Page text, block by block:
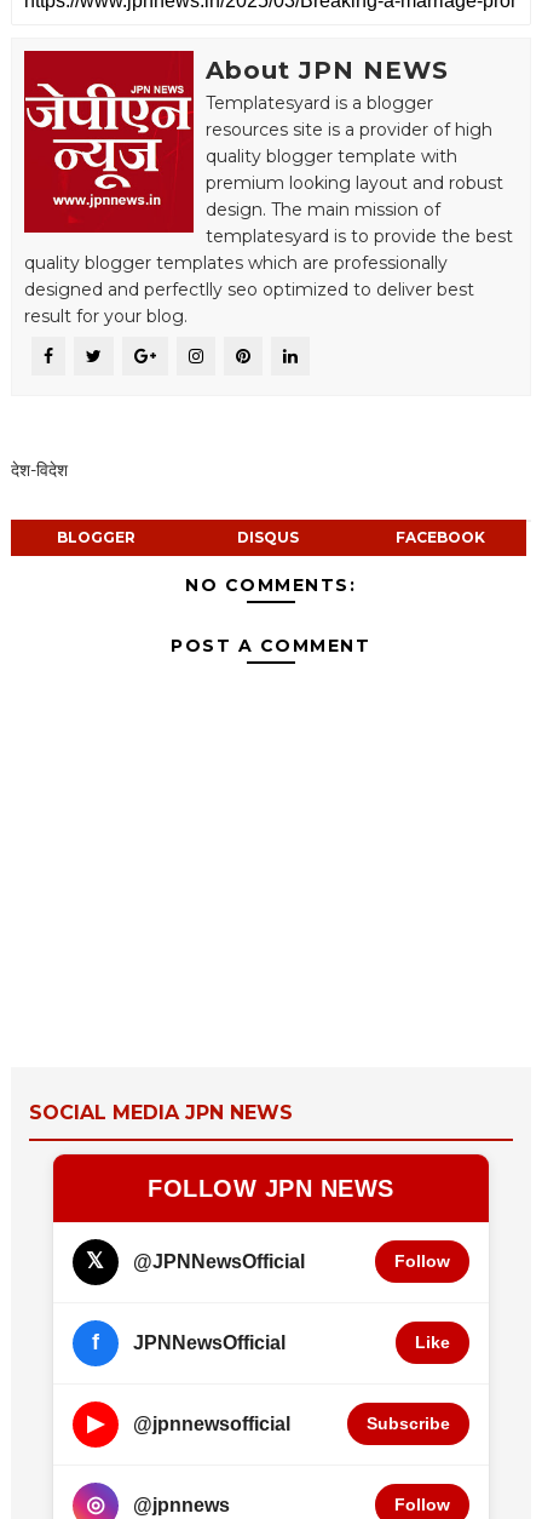
About JPN NEWS
Templatesyard is a blogger
resources site is a provider of high
quality blogger template with
premium looking layout and robust
design. The main mission of
templatesyard is to provide the best
quality blogger templates which are professionally
designed and perfectlly seo optimized to deliver best
result for your blog.
देश-विदेश
BLOGGER DISQUS FACEBOOK
NO COMMENTS:
POST A COMMENT
SOCIAL MEDIA JPN NEWS
FOLLOW JPN NEWS
𝕏 @JPNNewsOfficial Follow
f JPNNewsOfficial Like
▶ @jpnnewsofficial Subscribe
◎ @jpnnews Follow